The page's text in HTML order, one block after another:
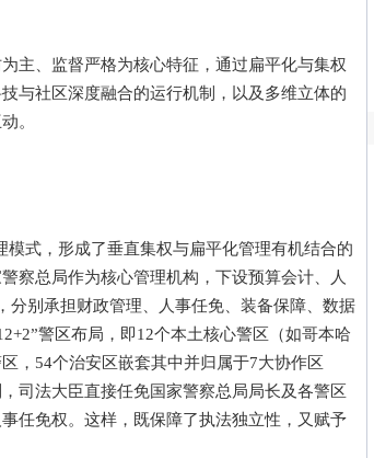
、监督严格为核心特征，通过扁平化与集权
与社区深度融合的运行机制，以及多维立体的
。
式，形成了垂直集权与扁平化管理有机结合的
察总局作为核心管理机构，下设预算会计、人
别承担财政管理、人事任免、装备保障、数据
警区布局，即12个本土核心警区（如哥本哈
，54个治安区嵌套其中并归属于7大协作区
司法大臣直接任免国家警察总局局长及各警区
任免权。这样，既保障了执法独立性，又赋予